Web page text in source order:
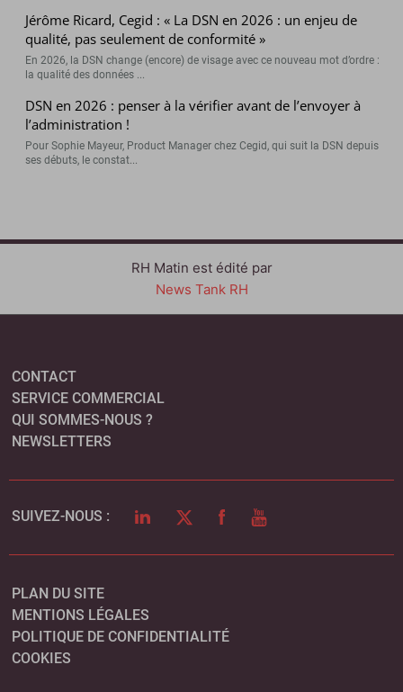
Jérôme Ricard, Cegid : « La DSN en 2026 : un enjeu de
qualité, pas seulement de conformité »
En 2026, la DSN change (encore) de visage avec ce nouveau mot d’ordre :
la qualité des données ...
DSN en 2026 : penser à la vérifier avant de l’envoyer à
l’administration !
Pour Sophie Mayeur, Product Manager chez Cegid, qui suit la DSN depuis
ses débuts, le constat...
RH Matin est édité par
News Tank RH
CONTACT
SERVICE COMMERCIAL
QUI SOMMES-NOUS ?
NEWSLETTERS
SUIVEZ-NOUS : LINKEDINTWITTERFACEBOOK
YOUTUBE
PLAN DU SITE
MENTIONS LÉGALES
POLITIQUE DE CONFIDENTIALITÉ
COOKIES